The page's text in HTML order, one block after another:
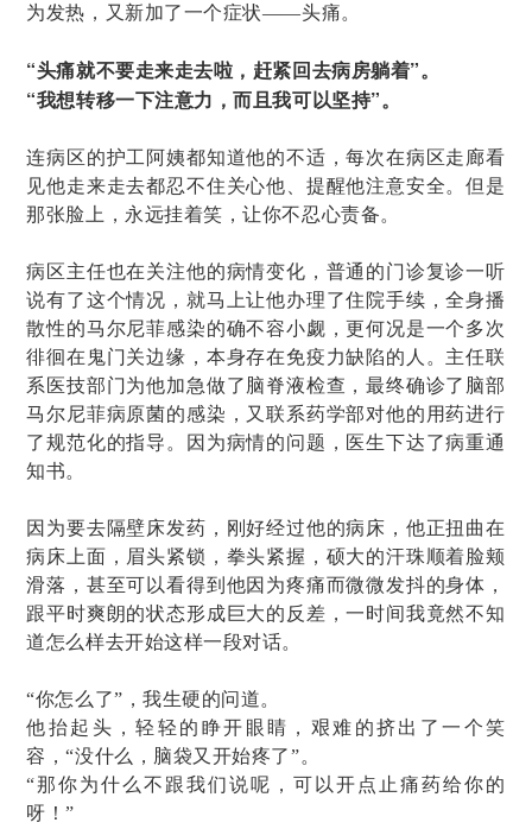
为发热，又新加了一个症状——头痛。
“头痛就不要走来走去啦，赶紧回去病房躺着”。
“我想转移一下注意力，而且我可以坚持”。
连病区的护工阿姨都知道他的不适，每次在病区走廊看
见他走来走去都忍不住关心他、提醒他注意安全。但是
那张脸上，永远挂着笑，让你不忍心责备。
病区主任也在关注他的病情变化，普通的门诊复诊一听
说有了这个情况，就马上让他办理了住院手续，全身播
散性的马尔尼菲感染的确不容小觑，更何况是一个多次
徘徊在鬼门关边缘，本身存在免疫力缺陷的人。主任联
系医技部门为他加急做了脑脊液检查，最终确诊了脑部
马尔尼菲病原菌的感染，又联系药学部对他的用药进行
了规范化的指导。因为病情的问题，医生下达了病重通
知书。
因为要去隔壁床发药，刚好经过他的病床，他正扭曲在
病床上面，眉头紧锁，拳头紧握，硕大的汗珠顺着脸颊
滑落，甚至可以看得到他因为疼痛而微微发抖的身体，
跟平时爽朗的状态形成巨大的反差，一时间我竟然不知
道怎么样去开始这样一段对话。
“你怎么了”，我生硬的问道。
他抬起头，轻轻的睁开眼睛，艰难的挤出了一个笑
容，“没什么，脑袋又开始疼了”。
“那你为什么不跟我们说呢，可以开点止痛药给你的
呀！”